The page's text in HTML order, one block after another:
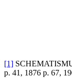
[1]
p. 41, 1876 p. 67,